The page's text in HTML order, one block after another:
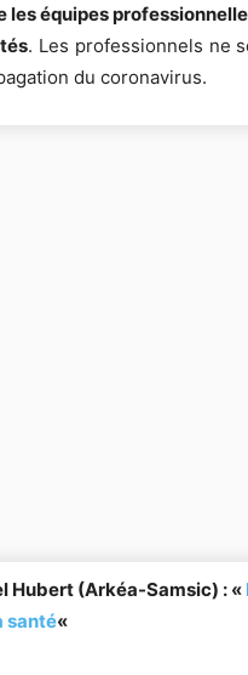
les équipes
. Les professionnels ne
du coronavirus.
Hubert (Arkéa-Samsic) : «
santé«